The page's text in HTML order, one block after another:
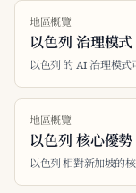
地區概覽
以色列 治理模式
以色列 的 AI 治理模式
地區概覽
以色列 核心優勢
以色列 相對新加坡的